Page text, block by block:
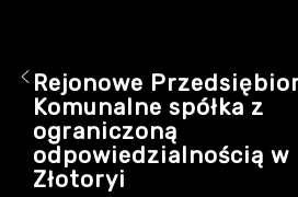
Rejonowe
Komunalne spółka z
ograniczoną
odpowiedzialnością w
Złotoryi